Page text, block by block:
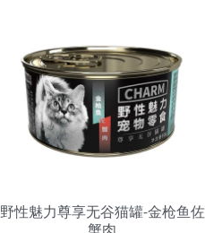
野性魅力尊享无谷猫罐-金枪鱼佐